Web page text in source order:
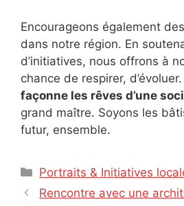
Encourageons également
dans notre région. En
d’initiatives, nous offrons à
chance de respirer, d’évoluer.
façonne les rêves d’une
grand maître. Soyons les
futur, ensemble.
Catégories
Portraits & Initiatives
Rencontre avec une